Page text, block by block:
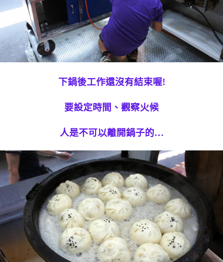
下鍋後工作還沒有結束喔!
要設定時間、觀察火候
人是不可以離開鍋子的…